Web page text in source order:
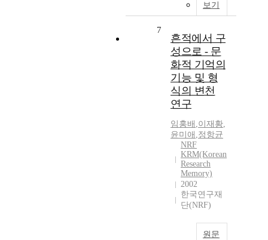
보기
7
흔적에서 구
성으로 - 문
화적 기억의
기능 및 형
식의 변천
연구
임홍배 ,이재황,
윤미애 ,정항균
NRF
KRM(Korean
Research
Memory)
2002
한국연구재
단(NRF)
원문